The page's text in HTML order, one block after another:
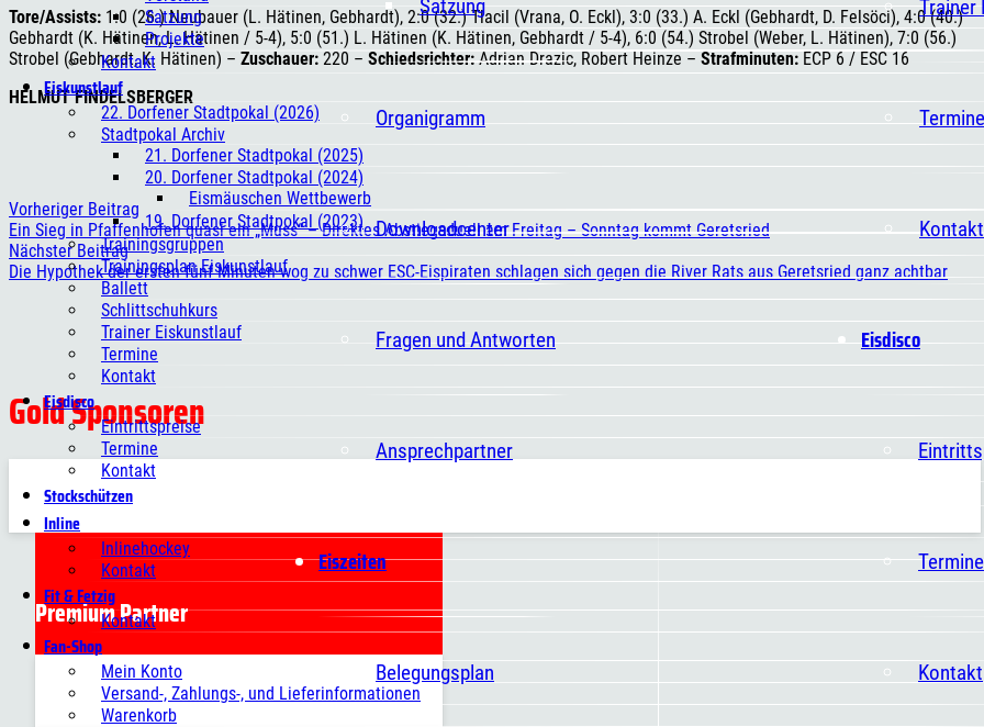
Trainer
Termine
Kontakt
Eisdisco
Termine
Kontakt
Satzung
Organigramm
Downloadcenter
Fragen und Antworten
Ansprechpartner
Eiszeiten
Belegungsplan
Satzung
Projekte
Kontakt
Eiskunstlauf
22. Dorfener Stadtpokal (2026)
Stadtpokal Archiv
21. Dorfener Stadtpokal (2025)
20. Dorfener Stadtpokal (2024)
Eismäuschen Wettbewerb
19. Dorfener Stadtpokal (2023)
Trainingsgruppen
Trainingsplan Eiskunstlauf
Ballett
Schlittschuhkurs
Trainer Eiskunstlauf
Termine
Kontakt
Eisdisco
Eintrittspreise
Termine
Kontakt
Stockschützen
Inline
Inlinehockey
Kontakt
Fit & Fetzig
Kontakt
Fan-Shop
Mein Konto
Versand-, Zahlungs-, und Lieferinformationen
Warenkorb
Tore/Assists: 1:0 (26.) Neubauer (L. Hätinen, Gebhardt), 2:0 (32.) Tlacil (Vrana, O. Eckl), 3:0 (33.) A. Eckl (Gebhardt, D. Felsöci), 4:0 (40.)
Gebhardt (K. Hätinen, L. Hätinen / 5-4), 5:0 (51.) L. Hätinen (K. Hätinen, Gebhardt / 5-4), 6:0 (54.) Strobel (Weber, L. Hätinen), 7:0 (56.)
Strobel (Gebhardt, K. Hätinen) – Zuschauer: 220 – Schiedsrichter:Adrian Drazic, Robert Heinze – Strafminuten: ECP 6 / ESC 16
HELMUT FINDELSBERGER
Vorheriger Beitrag
Ein Sieg in Pfaffenhofen quasi ein „Muss“ – Direktes Abstiegsduell am Freitag – Sonntag kommt Geretsried
Nächster Beitrag
Die Hypothek der ersten fünf Minuten wog zu schwer ESC-Eispiraten schlagen sich gegen die River Rats aus Geretsried ganz achtbar
Gold Sponsoren
Premium Partner